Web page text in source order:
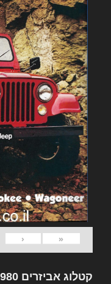
«
‹
קטלוג אביזרים Jeep 1980